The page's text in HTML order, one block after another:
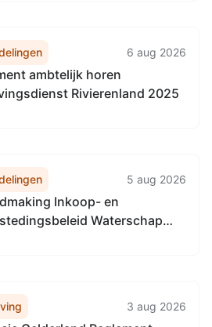
6 aug 2026
ambtelijk horen
Rivierenland 2025
5 aug 2026
Inkoop- en
Waterschap
3 aug 2026